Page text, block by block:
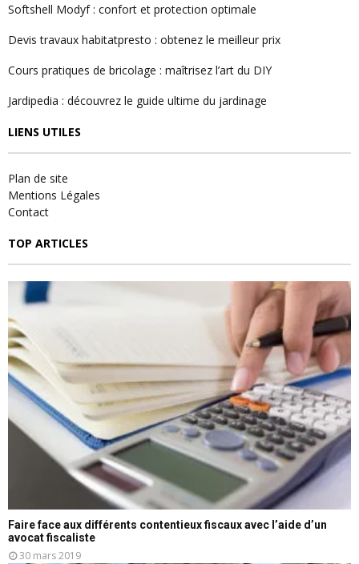
Softshell Modyf : confort et protection optimale
Devis travaux habitatpresto : obtenez le meilleur prix
Cours pratiques de bricolage : maîtrisez l’art du DIY
Jardipedia : découvrez le guide ultime du jardinage
LIENS UTILES
Plan de site
Mentions Légales
Contact
TOP ARTICLES
Faire face aux différents contentieux fiscaux avec l’aide d’un
avocat fiscaliste
30 mars 2019